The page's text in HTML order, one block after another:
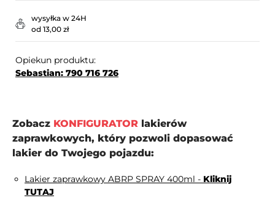
wysyłka w 24H
od 13,00 zł
Opiekun produktu:
Sebastian: 790 716 726
Zobacz KONFIGURATOR lakierów
zaprawkowych, który pozwoli dopasować
lakier do Twojego pojazdu:
Lakier zaprawkowy ABRP SPRAY 400ml - Kliknij
TUTAJ